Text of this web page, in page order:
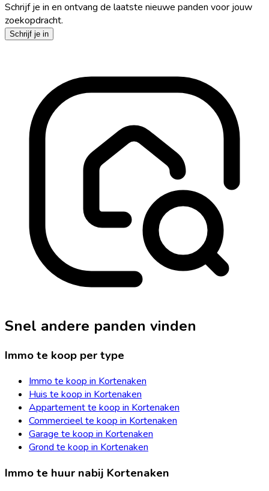
Schrijf je in en ontvang de laatste nieuwe panden voor jouw
zoekopdracht.
Schrijf je in
Snel andere panden vinden
Immo te koop per type
Immo te koop in Kortenaken
Huis te koop in Kortenaken
Appartement te koop in Kortenaken
Commercieel te koop in Kortenaken
Garage te koop in Kortenaken
Grond te koop in Kortenaken
Immo te huur nabij Kortenaken